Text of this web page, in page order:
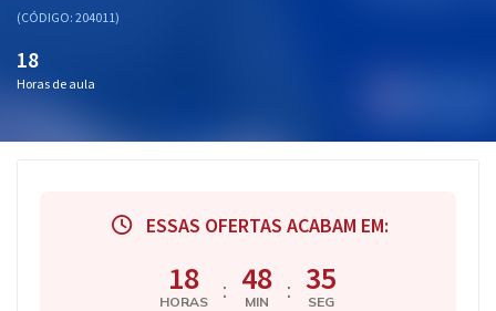
(CÓDIGO: 204011)
18
Horas de aula
ESSAS OFERTAS ACABAM EM:
18
HORAS : 48
MIN : 34
SEG